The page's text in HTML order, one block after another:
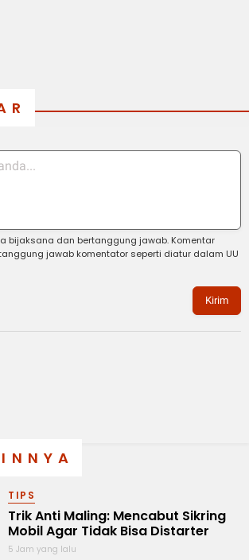
bijaksana dan bertanggung jawab. Komentar
jawab komentator seperti diatur dalam UU
Kirim
TIPS
Trik Anti Maling: Mencabut Sikring
Mobil Agar Tidak Bisa Distarter
5 Jam yang lalu